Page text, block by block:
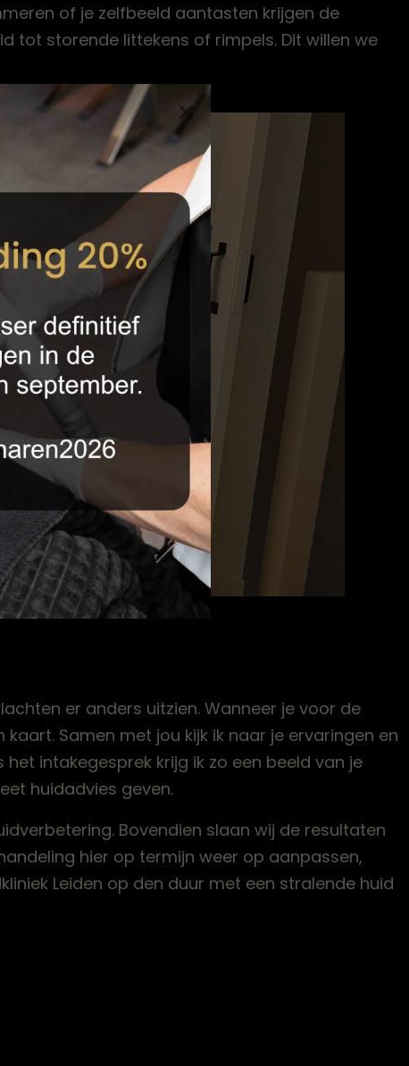
of je zelfbeeld aantasten krijgen de
tot storende littekens of rimpels. Dit willen we
er anders uitzien. Wanneer je voor de
Samen met jou kijk ik naar je ervaringen en
intakegesprek krijg ik zo een beeld van je
huidadvies geven.
Bovendien slaan wij de resultaten
hier op termijn weer op aanpassen,
Leiden op den duur met een stralende huid
×